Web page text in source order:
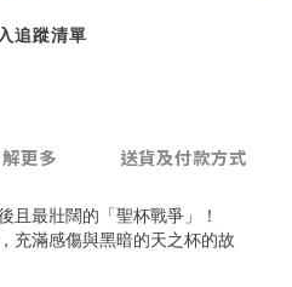
追蹤清單
更多 送貨及付款方式
最壯闊的「聖杯戰爭」！
充滿感傷與黑暗的天之杯的故